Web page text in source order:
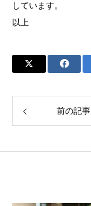
しています。
以上
前の記事